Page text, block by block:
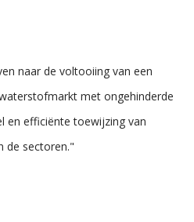
naar de voltooiing van een
met ongehinderde
en efficiënte toewijzing van
de sectoren."